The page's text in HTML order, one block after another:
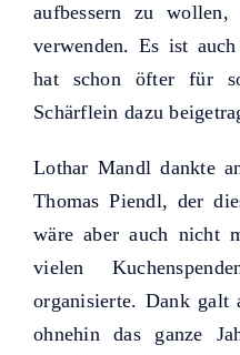
aufbessern zu
verwenden. Es ist
hat schon öfter für
Schärflein dazu
Lothar Mandl dankte
Thomas Piendl, der
wäre aber auch nicht
vielen
organisierte. Dank galt
ohnehin das ganze